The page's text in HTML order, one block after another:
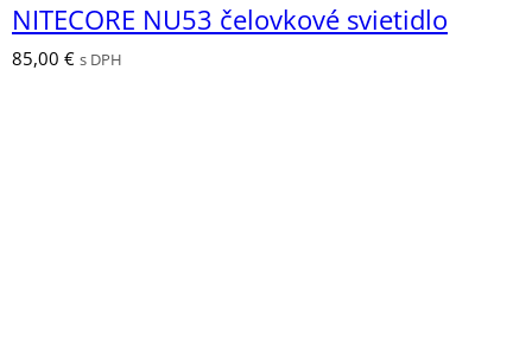
NITECORE NU53 čelovkové svietidlo
85,00 € s DPH